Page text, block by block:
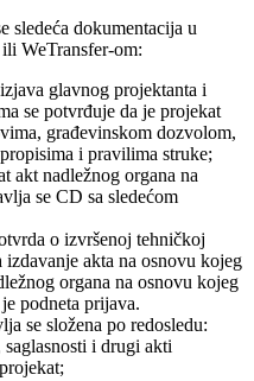
sledeća dokumentacija u
WeTransfer-om:
glavnog projektanta i
se potvrđuje da je projekat
građevinskom dozvolom,
i pravilima struke;
akt nadležnog organa na
se CD sa sledećom
o izvršenoj tehničkoj
akta na osnovu kojeg
organa na osnovu kojeg
podneta prijava.
se složena po redosledu:
i drugi akti